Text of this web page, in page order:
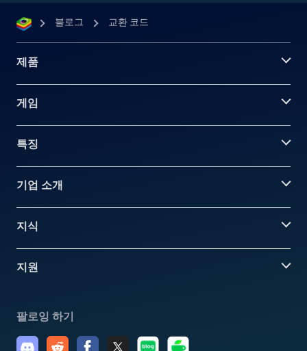
블로그 교환 코드
제품
게임
특징
기업 소개
지식
지원
팔로잉 하기